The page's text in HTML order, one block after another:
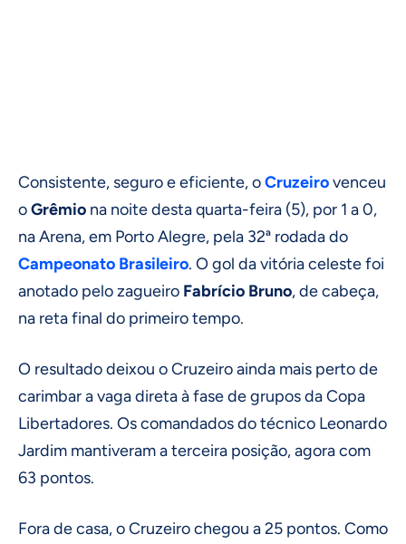
Consistente, seguro e eficiente, oCruzeirovenceu
oGrêmio na noite desta quarta-feira (5), por 1 a 0,
na Arena, em Porto Alegre, pela 32ª rodada do
Campeonato Brasileiro. O gol da vitória celeste foi
anotado pelo zagueiro Fabrício Bruno, de cabeça,
na reta final do primeiro tempo.
O resultado deixou o Cruzeiro ainda mais perto de
carimbar a vaga direta à fase de grupos da Copa
Libertadores. Os comandados do técnico Leonardo
Jardim mantiveram a terceira posição, agora com
63 pontos.
Fora de casa, o Cruzeiro chegou a 25 pontos. Como